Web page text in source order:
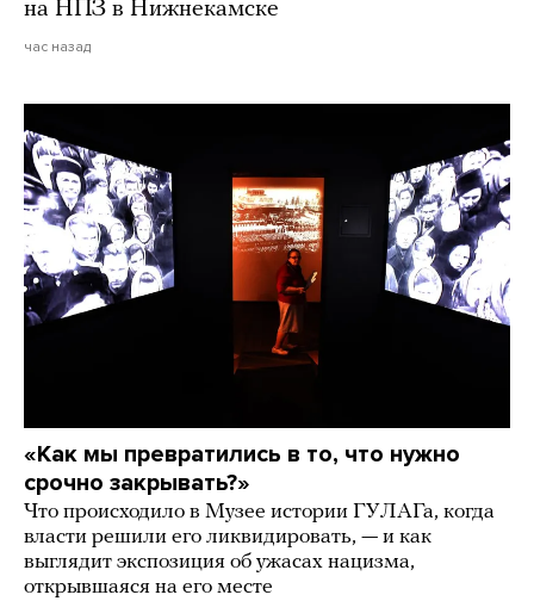
на НПЗ в Нижнекамске
час назад
«Как мы превратились в то, что нужно
срочно закрывать?»
Что происходило в Музее истории ГУЛАГа, когда
власти решили его ликвидировать, — и как
выглядит экспозиция об ужасах нацизма,
открывшаяся на его месте